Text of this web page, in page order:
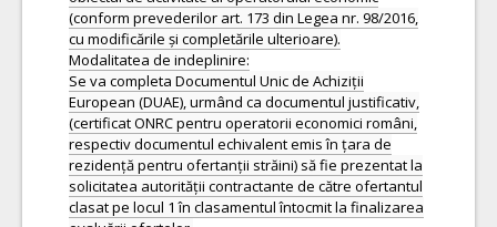
(conform prevederilor art. 173 din Legea nr. 98/2016,
cu modificările și completările ulterioare).
Modalitatea de indeplinire:
Se va completa Documentul Unic de Achiziții
European (DUAE), urmând ca documentul justificativ,
(certificat ONRC pentru operatorii economici români,
respectiv documentul echivalent emis în țara de
rezidență pentru ofertanții străini) să fie prezentat la
solicitatea autorității contractante de către ofertantul
clasat pe locul 1 în clasamentul întocmit la finalizarea